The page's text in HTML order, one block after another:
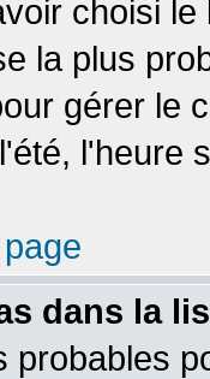
choisi
la plus
gérer le
l'heure
dans la
probables